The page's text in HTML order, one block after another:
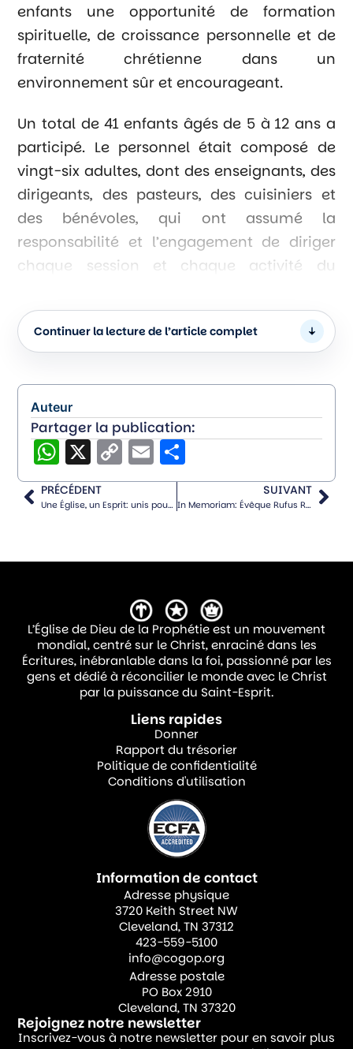
enfants une opportunité de formation
spirituelle, de croissance personnelle et de
fraternité chrétienne dans un
environnement sûr et encourageant.
Un total de 41 enfants âgés de 5 à 12 ans a
participé. Le personnel était composé de
vingt-six adultes, dont des enseignants, des
dirigeants, des pasteurs, des cuisiniers et
des bénévoles, qui ont assumé la
responsabilité et l’engagement de diriger
chaque session et chaque activité du
était également présent.
Le thème du camp était « Soyez courageux
Ne t’ai-je pas donné cet ordre : Fortifie-toi
et prends courage ? Ne t’effraie point et ne
t’épouvante point, car l’Éternel, ton Dieu, est
avec toi dans tout ce que tu entreprendras.
enfants ont appris que le vrai courage vient
que le courage ne consiste pas à être
intrépide, mais à agir avec foi, en sachant
que Dieu est avec nous et nous soutient
toujours.
Pour les leçons bibliques, les enfants étaient
répartis en quatre groupes d’âge, chacun
dirigé par trois enseignants. En plus
d’enseigner les leçons, ces enseignants
étaient chargés de s’occuper des enfants et
de les superviser tout au long du camp de
Les leçons bibliques se sont concentrées sur
la vie et les exemples de figures telles que
David, Esther et Daniel, mettant en lumière
le courage dont ils ont fait preuve par
l’obéissance, la foi et la confiance en Dieu
dans des circonstances difficiles. À travers
Continuer la lecture de l’article complet
Auteur
Partager la publication:
WhatsApp
X
Copy
Link
Email
PRÉCÉDENT
Une Église, un Esprit: unis pour réconcilier
SUIVANT
In Memoriam: Évêque Rufus R. Rogers
L’Église de Dieu de la Prophétie est un mouvement
mondial, centré sur le Christ, enraciné dans les
Écritures, inébranlable dans la foi, passionné par les
gens et dédié à réconcilier le monde avec le Christ
par la puissance du Saint-Esprit.
Liens rapides
Donner
Rapport du trésorier
Politique de confidentialité
Conditions d'utilisation
Information de contact
Adresse physique
3720 Keith Street NW
Cleveland, TN 37312
423-559-5100
info@cogop.org
Adresse postale
PO Box 2910
Cleveland, TN 37320
Rejoignez notre newsletter
Inscrivez-vous à notre newsletter pour en savoir plus